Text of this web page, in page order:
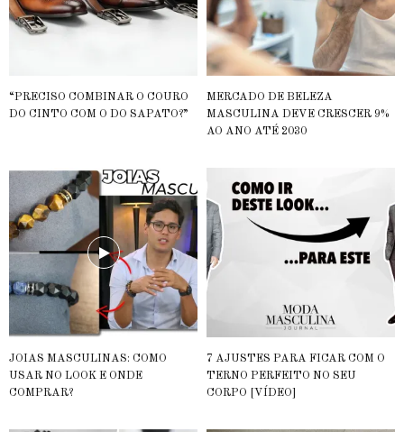
“PRECISO COMBINAR O COURO
DO CINTO COM O DO SAPATO?”
MERCADO DE BELEZA
MASCULINA DEVE CRESCER 9%
AO ANO ATÉ 2030
JOIAS MASCULINAS: COMO
USAR NO LOOK E ONDE
COMPRAR?
7 AJUSTES PARA FICAR COM O
TERNO PERFEITO NO SEU
CORPO [VÍDEO]